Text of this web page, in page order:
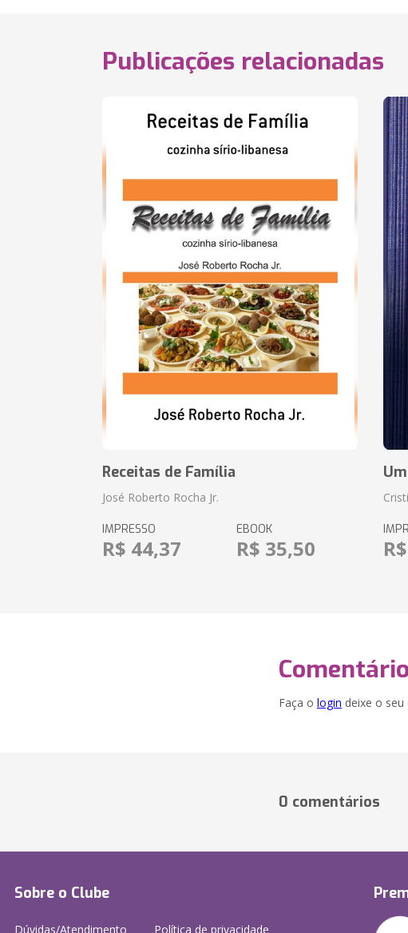
Publicações relacionadas
Receitas de Família
José Roberto Rocha Jr.
IMPRESSO
R$ 44,37
EBOOK
R$ 35,50
Faça o login deixe o
0 comentários
Sobre o Clube
Dúvidas/Atendimento Política de privacidade